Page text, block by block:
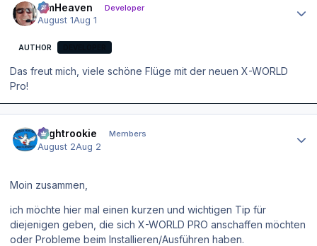
simHeaven Developer
August 1Aug 1
AUTHOR
Das freut mich, viele schöne Flüge mit der neuen X-WORLD
Pro!
Flightrookie Members
August 2Aug 2
Moin zusammen,
ich möchte hier mal einen kurzen und wichtigen Tip für
diejenigen geben, die sich X-WORLD PRO anschaffen möchten
oder Probleme beim Installieren/Ausführen haben.